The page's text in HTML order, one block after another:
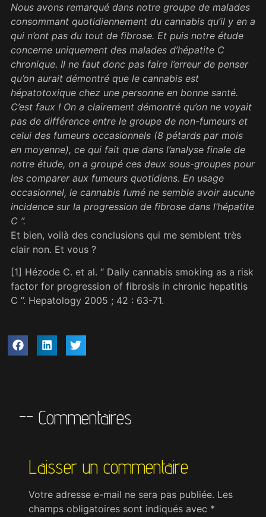
Nous avons remarqué dans notre groupe de malades
consommant quotidiennement du cannabis qu’il y en a
qui n’ont pas du tout de fibrose. Et puis notre étude
concerne uniquement des malades d’hépatite C
chronique. Il ne faut donc pas faire l’erreur de penser
qu’on aurait démontré que le cannabis est
hépatotoxique chez une personne en bonne santé.
C’est faux ! On a clairement démontré qu’on ne voyait
pas de différence entre le groupe de non-fumeurs et
celui des fumeurs occasionnels (8 pétards par mois
en moyenne), ce qui fait que dans l’analyse finale de
notre étude, on a groupé ces deux sous-groupes pour
les comparer aux fumeurs quotidiens. En usage
occasionnel, le cannabis fumé ne semble avoir aucune
incidence sur la progression de fibrose dans l’hépatite
C ”.
Et bien, voilà des conclusions qui me semblent très
clair non. Et vous ?
[1] Hézode C. et al. “ Daily cannabis smoking as a risk
factor for progression of fibrosis in chronic hepatitis
C ”. Hepatology 2005 ; 42 : 63-71.
-- Commentaires
Laisser un commentaire
Votre adresse e-mail ne sera pas publiée. Les
champs obligatoires sont indiqués avec *